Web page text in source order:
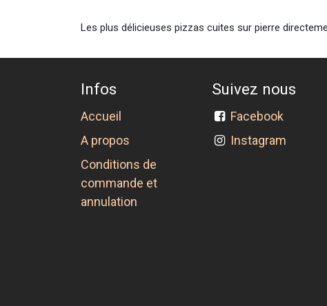
Les plus délicieuses pizzas cuites sur pierre
Infos
Accueil
A propos
Conditions de
commande et
annulation
Suivez nous
Facebook
Instagram